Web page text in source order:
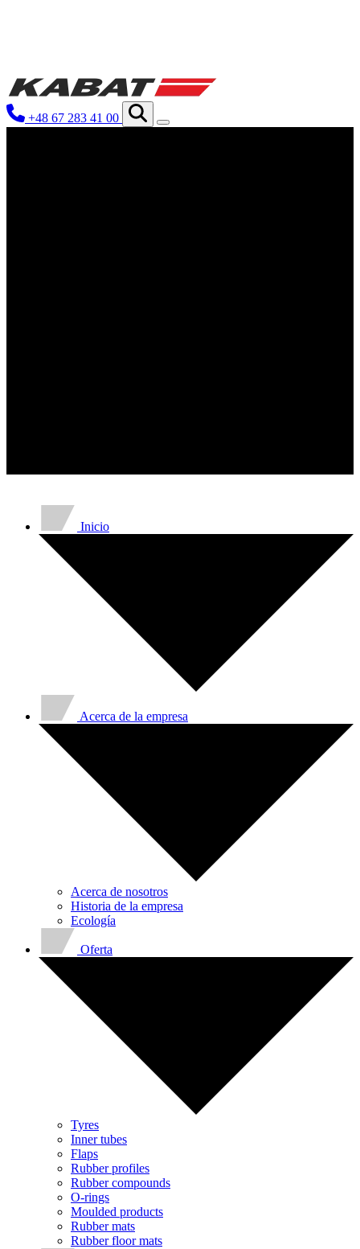
+48 67 283 41 00
Inicio
Acerca de la empresa
Acerca de nosotros
Historia de la empresa
Ecología
Oferta
Tyres
Inner tubes
Flaps
Rubber profiles
Rubber compounds
O-rings
Moulded products
Rubber mats
Rubber floor mats
Utilizamos cookies para
información sobre cómo utilizas